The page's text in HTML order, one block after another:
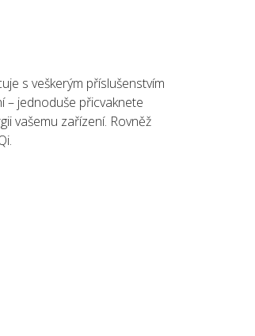
s veškerým příslušenstvím
– jednoduše přicvaknete
vašemu zařízení. Rovněž